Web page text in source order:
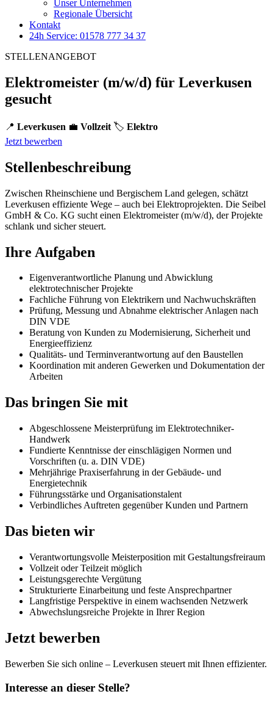
Unser Unternehmen
Regionale Übersicht
Kontakt
24h Service: 01578 777 34 37
STELLENANGEBOT
Elektromeister (m/w/d) für Leverkusen
gesucht
📍 Leverkusen 💼 Vollzeit 🏷️ Elektro
Jetzt bewerben
Stellenbeschreibung
Zwischen Rheinschiene und Bergischem Land gelegen, schätzt
Leverkusen effiziente Wege – auch bei Elektroprojekten. Die Seibel
GmbH & Co. KG sucht einen Elektromeister (m/w/d), der Projekte
schlank und sicher steuert.
Ihre Aufgaben
Eigenverantwortliche Planung und Abwicklung
elektrotechnischer Projekte
Fachliche Führung von Elektrikern und Nachwuchskräften
Prüfung, Messung und Abnahme elektrischer Anlagen nach
DIN VDE
Beratung von Kunden zu Modernisierung, Sicherheit und
Energieeffizienz
Qualitäts- und Terminverantwortung auf den Baustellen
Koordination mit anderen Gewerken und Dokumentation der
Arbeiten
Das bringen Sie mit
Abgeschlossene Meisterprüfung im Elektrotechniker-
Handwerk
Fundierte Kenntnisse der einschlägigen Normen und
Vorschriften (u. a. DIN VDE)
Mehrjährige Praxiserfahrung in der Gebäude- und
Energietechnik
Führungsstärke und Organisationstalent
Verbindliches Auftreten gegenüber Kunden und Partnern
Das bieten wir
Verantwortungsvolle Meisterposition mit Gestaltungsfreiraum
Vollzeit oder Teilzeit möglich
Leistungsgerechte Vergütung
Strukturierte Einarbeitung und feste Ansprechpartner
Langfristige Perspektive in einem wachsenden Netzwerk
Abwechslungsreiche Projekte in Ihrer Region
Jetzt bewerben
Bewerben Sie sich online – Leverkusen steuert mit Ihnen effizienter.
Interesse an dieser Stelle?